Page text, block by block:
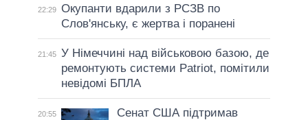
22:29 Окупанти вдарили з РСЗВ по
Слов'янську, є жертва і поранені
21:45 У Німеччині над військовою базою, де
ремонтують системи Patriot, помітили
невідомі БПЛА
20:55
Сенат США підтримав